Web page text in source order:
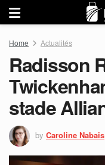
Home Actualités
Radisson
stade
by Caroline Nabais